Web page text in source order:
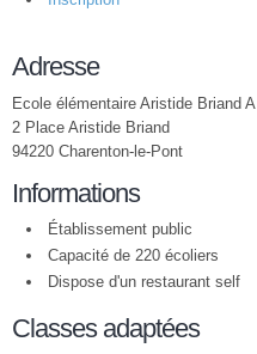
Adresse
Ecole élémentaire Aristide Briand A
2 Place Aristide Briand
94220 Charenton-le-Pont
Informations
Établissement public
Capacité de 220 écoliers
Dispose d'un restaurant self
Classes adaptées